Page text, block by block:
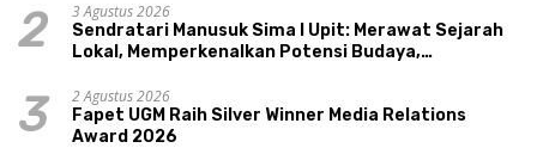
2
3 Agustus 2026
Sendratari Manusuk Sima I Upit: Merawat Sejarah
Lokal, Memperkenalkan Potensi Budaya,
3
2 Agustus 2026
Fapet UGM Raih Silver Winner Media Relations
Award 2026